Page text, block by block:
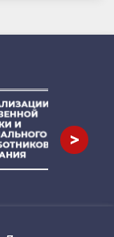
>